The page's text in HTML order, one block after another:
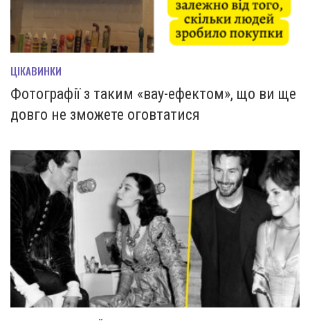
ЦІКАВИНКИ
Фотографії з таким «вау-ефектом», що ви ще
довго не зможете оговтатися